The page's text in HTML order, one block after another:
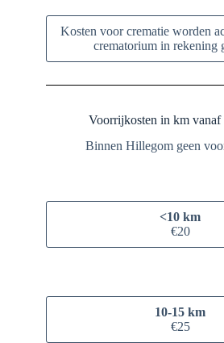
Kosten voor crematie worden
crematorium in rekening
Voorrijkosten in km
Binnen Hillegom geen
<10 km
€20
10-15 km
€25